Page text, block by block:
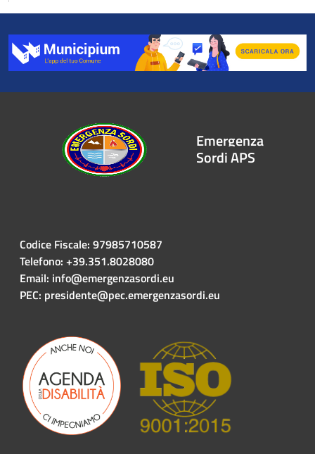
Emergenza
Sordi APS
Codice Fiscale: 97985710587
Telefono: +39.351.8028080
Email: info@emergenzasordi.eu
PEC: presidente@pec.emergenzasordi.eu